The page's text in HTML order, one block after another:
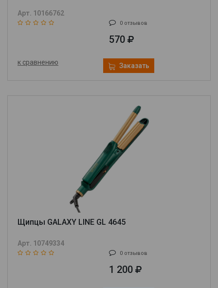
Арт. 10166762
0 отзывов
570
к сравнению Заказать
Щипцы GALAXY LINE GL 4645
Арт. 10749334
0 отзывов
1 200